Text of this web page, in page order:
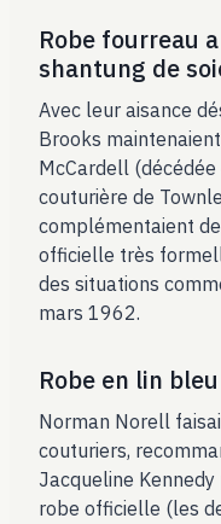
Robe fourreau
shantung de
Avec leur aisance
Brooks
McCardell
couturière de
complémentaient
officielle très
des situations
mars 1962.
Robe en lin
Norman Norell
couturiers,
Jacqueline
robe officielle (les